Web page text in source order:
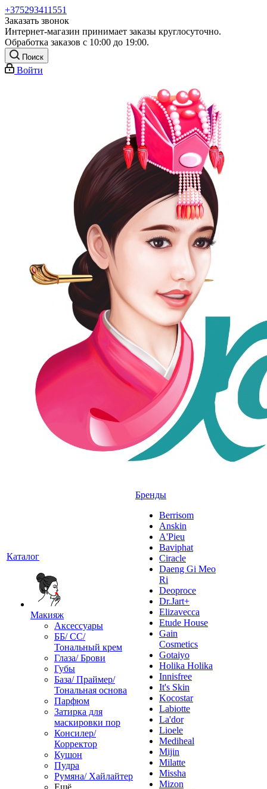
+375293411551
Заказать звонок
Интернет-магазин принимает заказы круглосуточно.
Обработка заказов с 10:00 до 19:00.
Поиск
Войти
Каталог
Макияж
Аксессуары
ББ/ СС/
Тональный крем
Глаза/ Брови
Губы
База/ Праймер/
Тональная основа
Парфюм
Затирка для
маскировки пор
Консилер/
Корректор
Кушон
Пудра
Румяна/ Хайлайтер
Ещё
Бренды
Berrisom
Anskin
A'Pieu
Baviphat
Ciracle
Daeng Gi Meo
Ri
Deoproce
Dr.Jart+
Elizavecca
Etude House
Gain
Cosmetics
Gotaiyo
Holika Holika
Innisfree
It's Skin
Kocostar
Labiotte
La'dor
Lioele
Mediheal
Mijin
Milatte
Missha
Mizon